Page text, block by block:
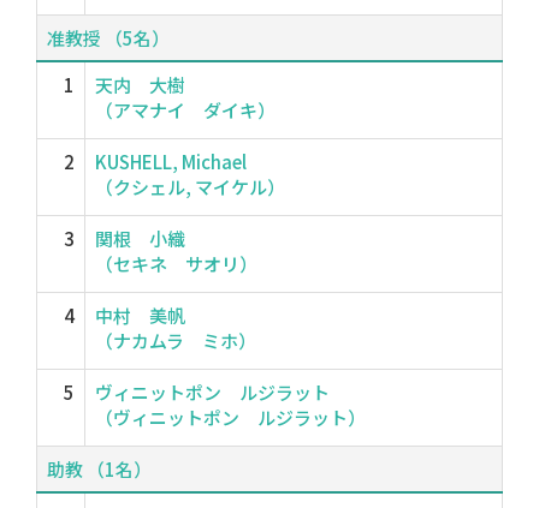
准教授 （5名）
1
天内 大樹
（アマナイ ダイキ）
2
KUSHELL, Michael
（クシェル, マイケル）
3
関根 小織
（セキネ サオリ）
4
中村 美帆
（ナカムラ ミホ）
5
ヴィニットポン ルジラット
（ヴィニットポン ルジラット）
助教 （1名）